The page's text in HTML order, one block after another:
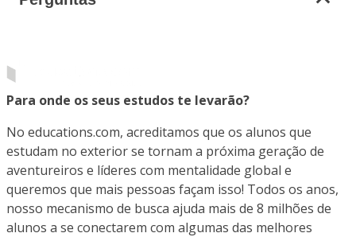
Para onde os seus estudos te levarão?
No educations.com, acreditamos que os alunos que
estudam no exterior se tornam a próxima geração de
aventureiros e líderes com mentalidade global e
queremos que mais pessoas façam isso! Todos os anos,
nosso mecanismo de busca ajuda mais de 8 milhões de
alunos a se conectarem com algumas das melhores